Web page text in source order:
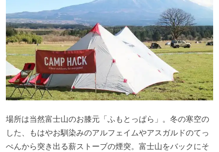
場所は当然富士山のお膝元「ふもとっぱら」。冬の寒空の
した、もはやお馴染みのアルフェイムやアスガルドのてっ
ぺんから突き出る薪ストーブの煙突。富士山をバックにそ